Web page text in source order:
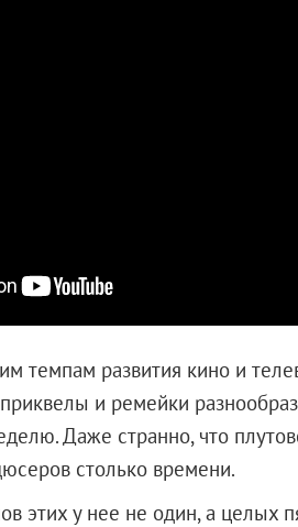
темпам развития кино и
и ремейки
Даже странно, что
столько времени.
этих у нее не один, а целых